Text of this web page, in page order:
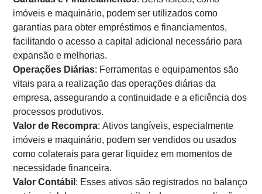
imóveis e maquinário, podem ser utilizados como
garantias para obter empréstimos e financiamentos,
facilitando o acesso a capital adicional necessário para
expansão e melhorias.
Operações Diárias: Ferramentas e equipamentos são
vitais para a realização das operações diárias da
empresa, assegurando a continuidade e a eficiência dos
processos produtivos.
Valor de Recompra: Ativos tangíveis, especialmente
imóveis e maquinário, podem ser vendidos ou usados
como colaterais para gerar liquidez em momentos de
necessidade financeira.
Valor Contábil: Esses ativos são registrados no balanço